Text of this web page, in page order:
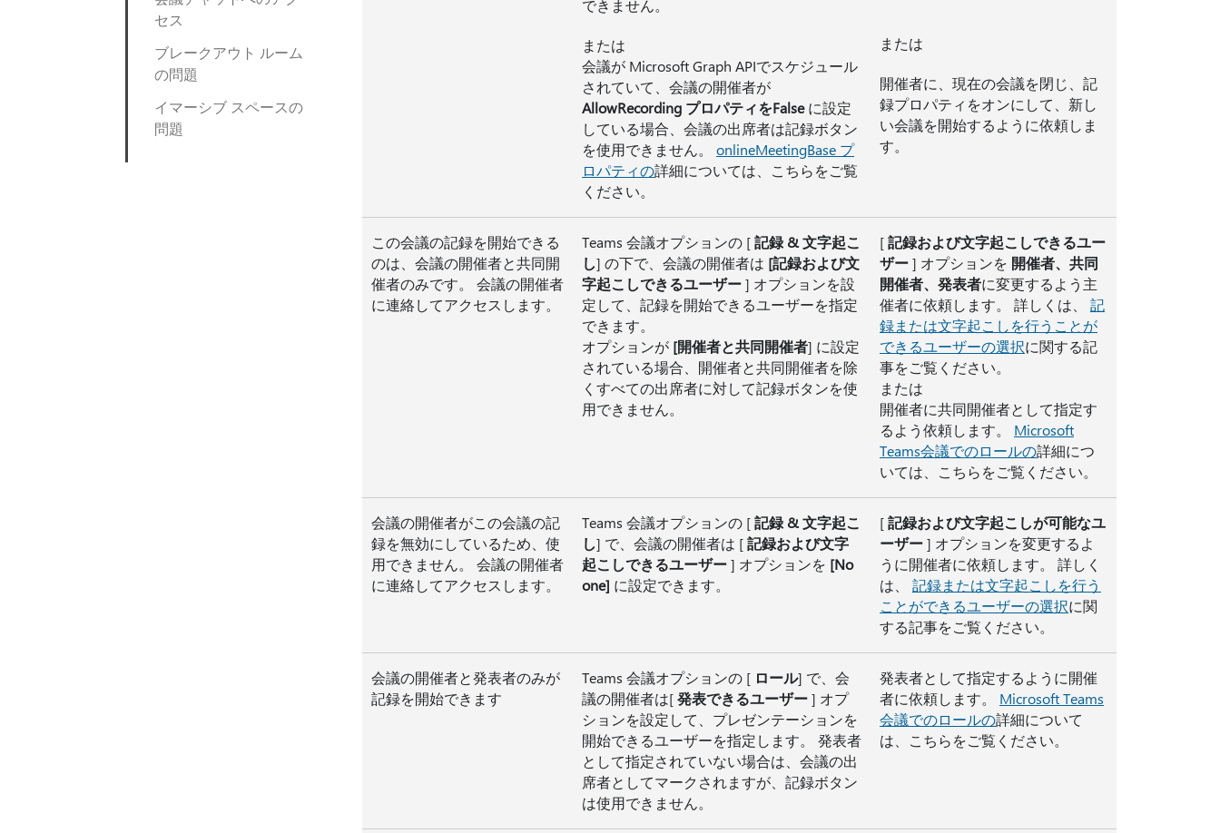
セス
ブレークアウト ルーム
の問題
イマーシブ スペースの
問題
できません。
または
会議が Microsoft Graph APIでスケジュール
されていて、会議の開催者が
AllowRecording プロパティをFalseに設定
している場合、会議の出席者は記録ボタン
を使用できません。 onlineMeetingBase プ
ロパティの詳細については、こちらをご覧
ください。
または
開催者に、現在の会議を閉じ、記
録プロパティをオンにして、新し
い会議を開始するように依頼しま
す。
この会議の記録を開始できる
のは、会議の開催者と共同開
催者のみです。 会議の開催者
に連絡してアクセスします。
Teams 会議オプションの [記録 & 文字起こ
し] の下で、会議の開催者は [記録および文
字起こしできるユーザー] オプションを設
定して、記録を開始できるユーザーを指定
できます。
オプションが [開催者と共同開催者] に設定
されている場合、開催者と共同開催者を除
くすべての出席者に対して記録ボタンを使
用できません。
[記録および文字起こしできるユー
ザー] オプションを 開催者、共同
開催者、発表者に変更するよう主
催者に依頼します。 詳しくは、 記
録または文字起こしを行うことが
できるユーザーの選択に関する記
事をご覧ください。
または
開催者に共同開催者として指定す
るよう依頼します。 Microsoft
Teams会議でのロールの詳細につ
いては、こちらをご覧ください。
会議の開催者がこの会議の記
録を無効にしているため、使
用できません。 会議の開催者
に連絡してアクセスします。
Teams 会議オプションの [記録 & 文字起こ
し] で、会議の開催者は [記録および文字
起こしできるユーザー] オプションを [No
one] に設定できます。
[記録および文字起こしが可能なユ
ーザー] オプションを変更するよ
うに開催者に依頼します。 詳しく
は、 記録または文字起こしを行う
ことができるユーザーの選択に関
する記事をご覧ください。
会議の開催者と発表者のみが
記録を開始できます
Teams 会議オプションの [ ロール] で、会
議の開催者は[発表できるユーザー] オプ
ションを設定して、プレゼンテーションを
開始できるユーザーを指定します。 発表者
として指定されていない場合は、会議の出
席者としてマークされますが、記録ボタン
は使用できません。
発表者として指定するように開催
者に依頼します。 Microsoft Teams
会議でのロールの詳細について
は、こちらをご覧ください。